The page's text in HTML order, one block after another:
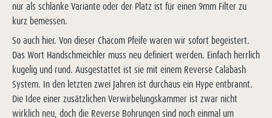
nur als schlanke Variante oder der Platz ist für einen 9mm Filter zu
kurz bemessen.
So auch hier. Von dieser Chacom Pfeife waren wir sofort begeistert.
Das Wort Handschmeichler muss neu definiert werden. Einfach herrlich
kugelig und rund. Ausgestattet ist sie mit einem Reverse Calabash
System. In den letzten zwei Jahren ist durchaus ein Hype entbrannt.
Die Idee einer zusätzlichen Verwirbelungskammer ist zwar nicht
wirklich neu, doch die Reverse Bohrungen sind noch einmal um